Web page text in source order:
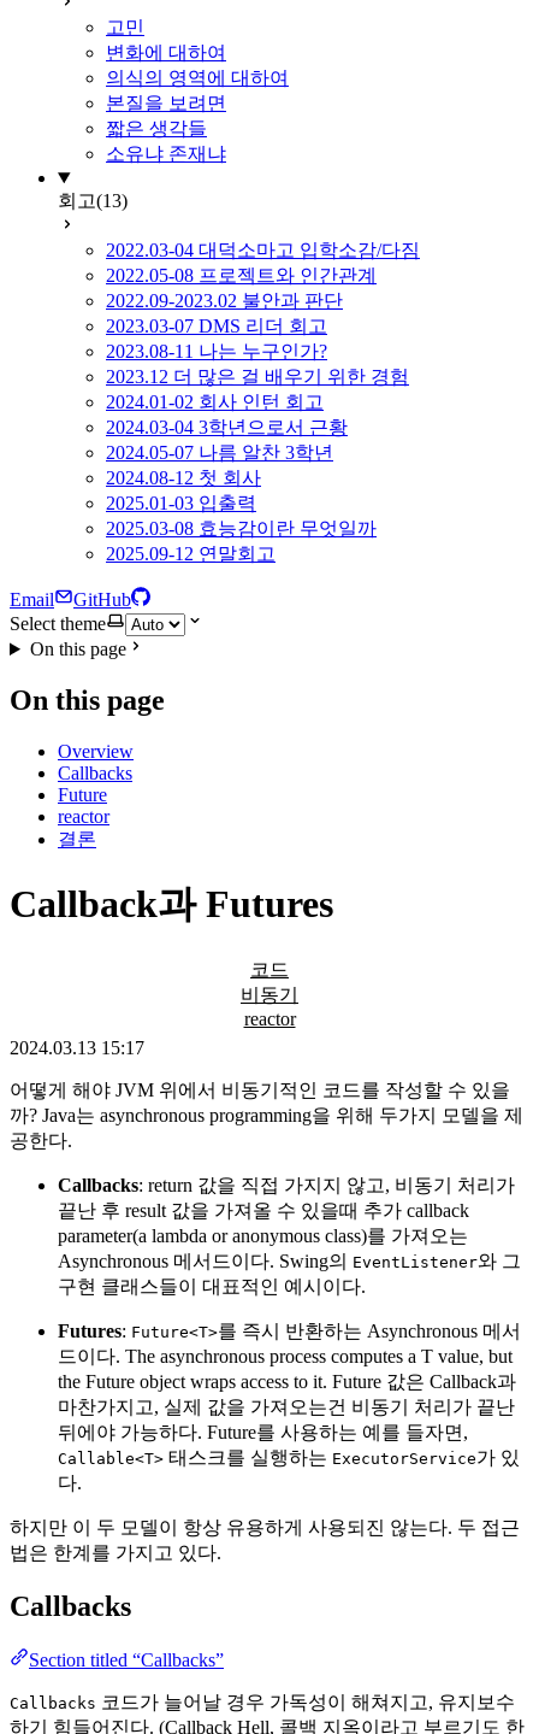
고민
변화에 대하여
의식의 영역에 대하여
본질을 보려면
짧은 생각들
소유냐 존재냐
회고(13)
2022.03-04 대덕소마고 입학소감/다짐
2022.05-08 프로젝트와 인간관계
2022.09-2023.02 불안과 판단
2023.03-07 DMS 리더 회고
2023.08-11 나는 누구인가?
2023.12 더 많은 걸 배우기 위한 경험
2024.01-02 회사 인턴 회고
2024.03-04 3학년으로서 근황
2024.05-07 나름 알찬 3학년
2024.08-12 첫 회사
2025.01-03 입출력
2025.03-08 효능감이란 무엇일까
2025.09-12 연말회고
Email
GitHub
Select theme
On this page
On this page
Overview
Callbacks
Future
reactor
결론
Callback과 Futures
코드
비동기
reactor
2024.03.13 15:17
어떻게 해야 JVM 위에서 비동기적인 코드를 작성할 수 있을
까? Java는 asynchronous programming을 위해 두가지 모델을 제
공한다.
Callbacks: return 값을 직접 가지지 않고, 비동기 처리가
끝난 후 result 값을 가져올 수 있을때 추가 callback
parameter(a lambda or anonymous class)를 가져오는
Asynchronous 메서드이다. Swing의 EventListener와 그
구현 클래스들이 대표적인 예시이다.
Futures: Future<T>를 즉시 반환하는 Asynchronous 메서
드이다. The asynchronous process computes a T value, but
the Future object wraps access to it. Future 값은 Callback과
마찬가지고, 실제 값을 가져오는건 비동기 처리가 끝난
뒤에야 가능하다. Future를 사용하는 예를 들자면,
Callable<T> 태스크를 실행하는 ExecutorService가 있
다.
하지만 이 두 모델이 항상 유용하게 사용되진 않는다. 두 접근
법은 한계를 가지고 있다.
Callbacks
Section titled “Callbacks”
Callbacks 코드가 늘어날 경우 가독성이 해쳐지고, 유지보수
하기 힘들어진다. (Callback Hell, 콜백 지옥이라고 부르기도 한